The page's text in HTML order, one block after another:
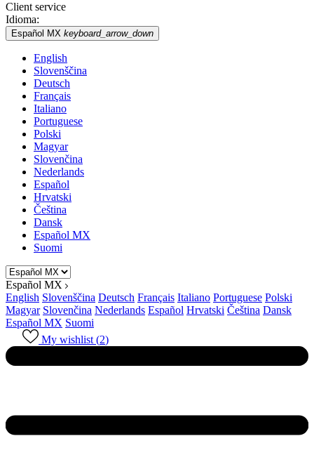
Client service
Idioma:
Español MX keyboard_arrow_down
English
Slovenščina
Deutsch
Français
Italiano
Portuguese
Polski
Magyar
Slovenčina
Nederlands
Español
Hrvatski
Čeština
Dansk
Español MX
Suomi
Español MX
English Slovenščina Deutsch Français Italiano Portuguese Polski
Magyar Slovenčina Nederlands Español Hrvatski Čeština Dansk
Español MX Suomi
My wishlist (2)